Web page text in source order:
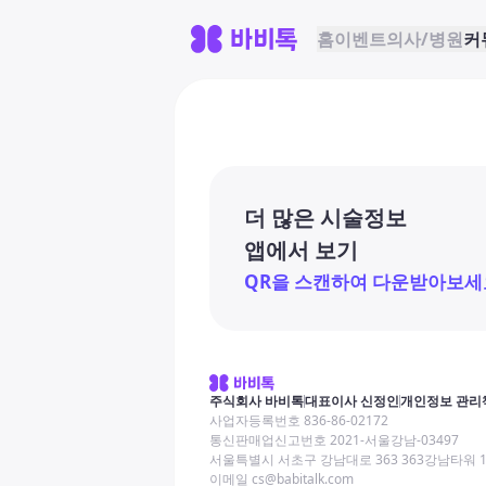
홈이벤트의사/병원커
더 많은 시술정보
앱에서 보기
QR을 스캔하여 다운받아보세
주식회사 바비톡대표이사 신정인개인정보 관리
사업자등록번호 836-86-02172
통신판매업신고번호 2021-서울강남-03497
서울특별시 서초구 강남대로 363 363강남타워
이메일 cs@babitalk.com